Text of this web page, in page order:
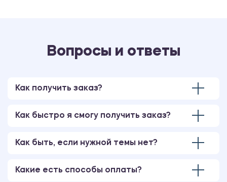
Вопросы и ответы
Как получить заказ?
Как быстро я смогу получить заказ?
Как быть, если нужной темы нет?
Какие есть способы оплаты?